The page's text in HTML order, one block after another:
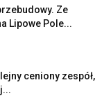
Ze
Lipowe Pole...
ceniony zespół,